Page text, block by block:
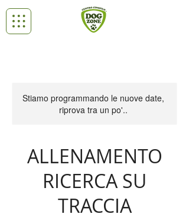
Stiamo programmando le nuove date,
riprova tra un po'..
ALLENAMENTO
RICERCA SU
TRACCIA